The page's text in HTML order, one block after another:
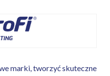
marki, tworzyć skuteczne